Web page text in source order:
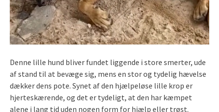
Denne lille hund bliver fundet liggende i store smerter, ude
af stand til at bevæge sig, mens en stor og tydelig hævelse
dækker dens pote. Synet af den hjælpeløse lille krop er
hjerteskærende, og det er tydeligt, at den har kæmpet
alene i lang tid uden nogen form for hjælp eller trøst.